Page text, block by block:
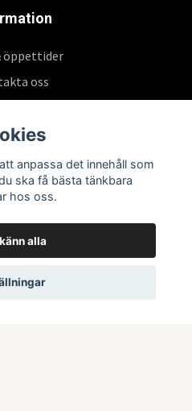
öppettider
oss
vårt nyhetsbrev
anpassa det innehåll som
ska få bästa tänkbara
hos oss.
alla